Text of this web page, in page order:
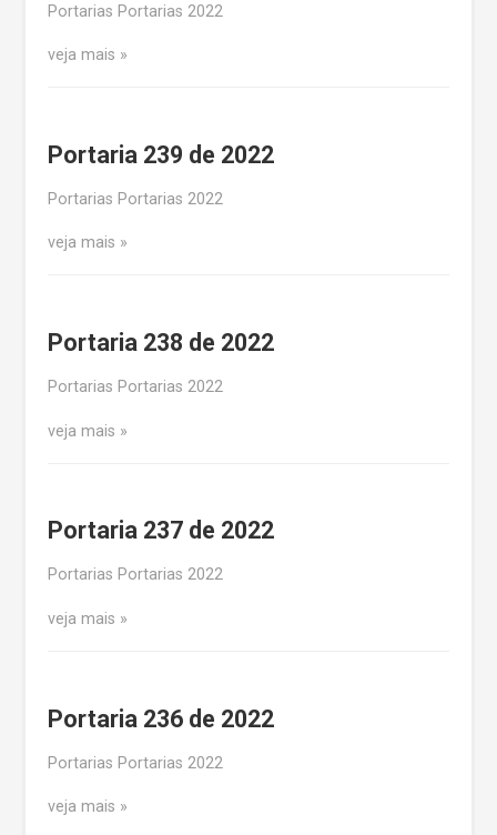
Portarias Portarias 2022
veja mais
Portaria 239 de 2022
Portarias Portarias 2022
veja mais
Portaria 238 de 2022
Portarias Portarias 2022
veja mais
Portaria 237 de 2022
Portarias Portarias 2022
veja mais
Portaria 236 de 2022
Portarias Portarias 2022
veja mais